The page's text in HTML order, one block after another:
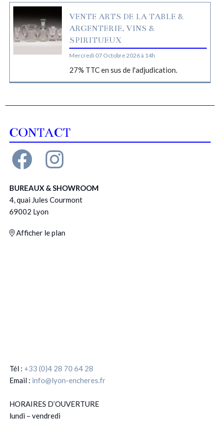
VENTE ARTS DE LA TABLE &
ARGENTERIE, VINS &
SPIRITUEUX
Mercredi 07 Octobre 2026 à 14h
27% TTC en sus de l'adjudication.
CONTACT
BUREAUX & SHOWROOM
4, quai Jules Courmont
69002 Lyon
Afficher le plan
Tél : +33 (0)4 28 70 64 28
Email : info@lyon-encheres.fr
HORAIRES D’OUVERTURE
lundi – vendredi